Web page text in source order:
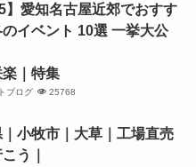
】愛知名古屋近郊でおすす
イベント 10選 一挙大公
｜特集
ブログ 25768
小牧市｜大草｜工場直売
う｜